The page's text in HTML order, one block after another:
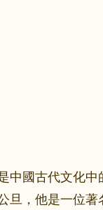
中國古代文化
旦，他是一位